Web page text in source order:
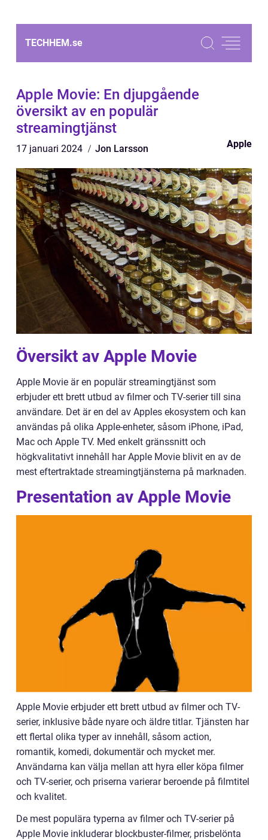
TECHHEM.se
Apple Movie: En djupgående
översikt av en populär
streamingtjänst
17 januari 2024 Jon Larsson Apple
Översikt av Apple Movie
Apple Movie är en populär streamingtjänst som
erbjuder ett brett utbud av filmer och TV-serier till sina
användare. Det är en del av Apples ekosystem och kan
användas på olika Apple-enheter, såsom iPhone, iPad,
Mac och Apple TV. Med enkelt gränssnitt och
högkvalitativt innehåll har Apple Movie blivit en av de
mest eftertraktade streamingtjänsterna på marknaden.
Presentation av Apple Movie
Apple Movie erbjuder ett brett utbud av filmer och TV-
serier, inklusive både nyare och äldre titlar. Tjänsten har
ett flertal olika typer av innehåll, såsom action,
romantik, komedi, dokumentär och mycket mer.
Användarna kan välja mellan att hyra eller köpa filmer
och TV-serier, och priserna varierar beroende på filmtitel
och kvalitet.
De mest populära typerna av filmer och TV-serier på
Apple Movie inkluderar blockbuster-filmer, prisbelönta